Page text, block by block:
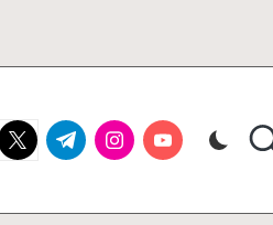
t.me instagram.com
youtube.com